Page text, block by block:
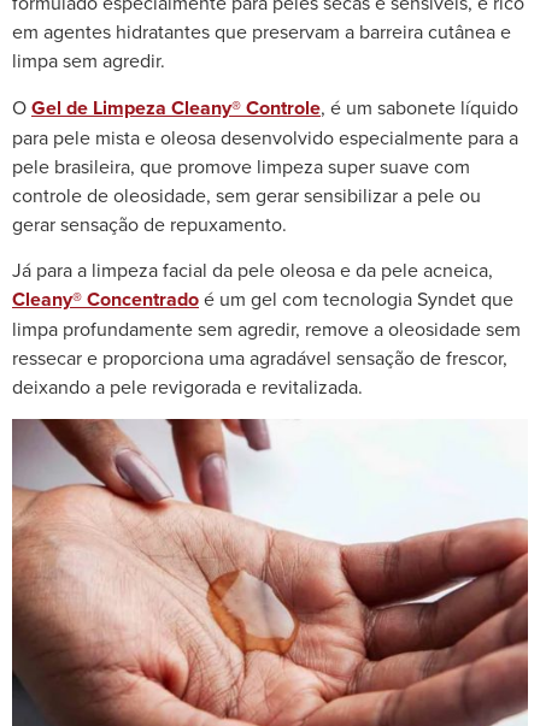
em agentes hidratantes que preservam a barreira cutânea e
limpa sem agredir.
OGel de Limpeza Cleany® Controle, é um sabonete líquido
para pele mista e oleosa desenvolvido especialmente para a
pele brasileira, que promove limpeza super suave com
controle de oleosidade, sem gerar sensibilizar a pele ou
gerar sensação de repuxamento.
Já para a limpeza facial da pele oleosa e da pele acneica,
Cleany® Concentradoé um gel com tecnologia Syndet que
limpa profundamente sem agredir, remove a oleosidade sem
ressecar e proporciona uma agradável sensação de frescor,
deixando a pele revigorada e revitalizada.